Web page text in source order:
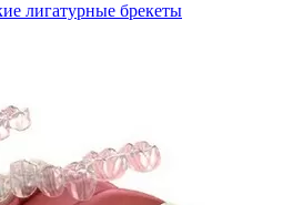
лигатурные брекеты